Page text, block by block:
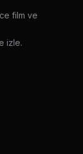
film ve
izle.